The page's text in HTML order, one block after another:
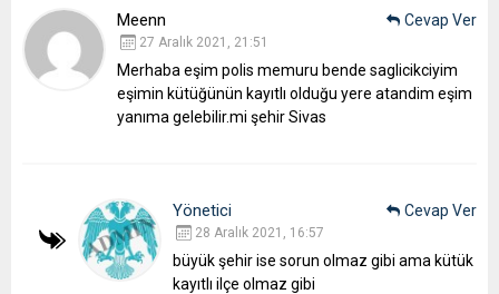
Meenn
27 Aralık 2021, 21:51
Merhaba eşim polis memuru bende saglicikciyim
eşimin kütüğünün kayıtlı olduğu yere atandim eşim
yanıma gelebilir.mi şehir Sivas
Cevap Ver
Yönetici
28 Aralık 2021, 16:57
büyük şehir ise sorun olmaz gibi ama kütük
kayıtlı ilçe olmaz gibi
Cevap Ver